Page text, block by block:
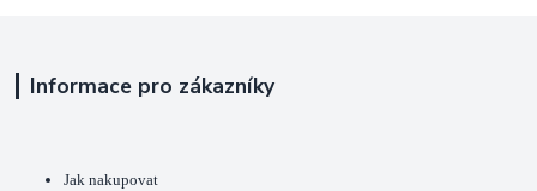
Informace pro zákazníky
Jak nakupovat